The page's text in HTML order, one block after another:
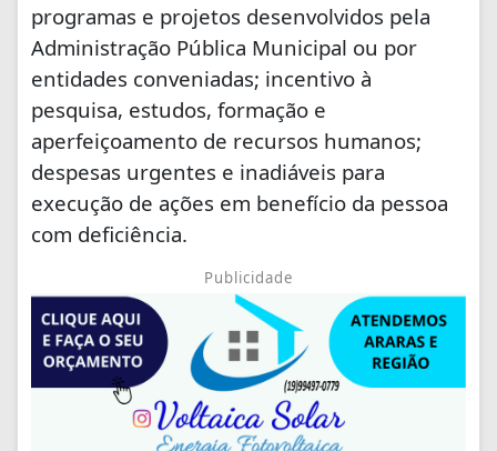
programas e projetos desenvolvidos pela
Administração Pública Municipal ou por
entidades conveniadas; incentivo à
pesquisa, estudos, formação e
aperfeiçoamento de recursos humanos;
despesas urgentes e inadiáveis para
execução de ações em benefício da pessoa
com deficiência.
Publicidade